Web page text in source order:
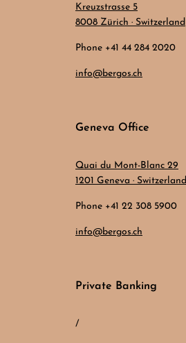
Kreuzstrasse 5
8008 Zürich · Switzerland
Phone +41 44 284 2020
info@bergos.ch
Geneva Office
Quai du Mont-Blanc 29
1201 Geneva · Switzerland
Phone +41 22 308 5900
info@bergos.ch
Private Banking
/